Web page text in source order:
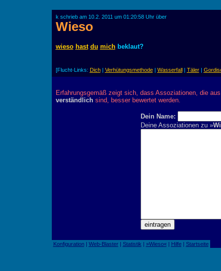
k schrieb am 10.2. 2011 um 01:20:58 Uhr über
Wieso
wieso hast du michbeklaut?
[Flucht-Links: Dich| Verhütungsmethode| Wasserfall| Täler|
Erfahrungsgemäß zeigt sich, dass Assoziationen, die
verständlichsind, besser bewertet werden.
Dein Name:
Deine Assoziationen zu »
Konfiguration| Web-Blaster| Statistik | »Wieso«| Hilfe| Startseite